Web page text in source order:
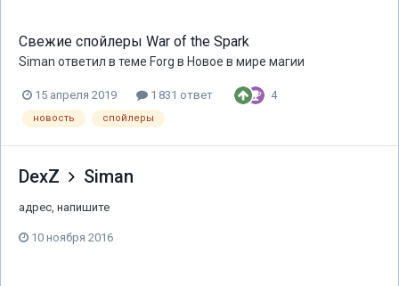
Свежие спойлеры War of the Spark
Siman ответил в теме Forg в Новое в мире магии
15 апреля 2019 1 831 ответ 4
новость спойлеры
DexZ Siman
адрес, напишите
10 ноября 2016